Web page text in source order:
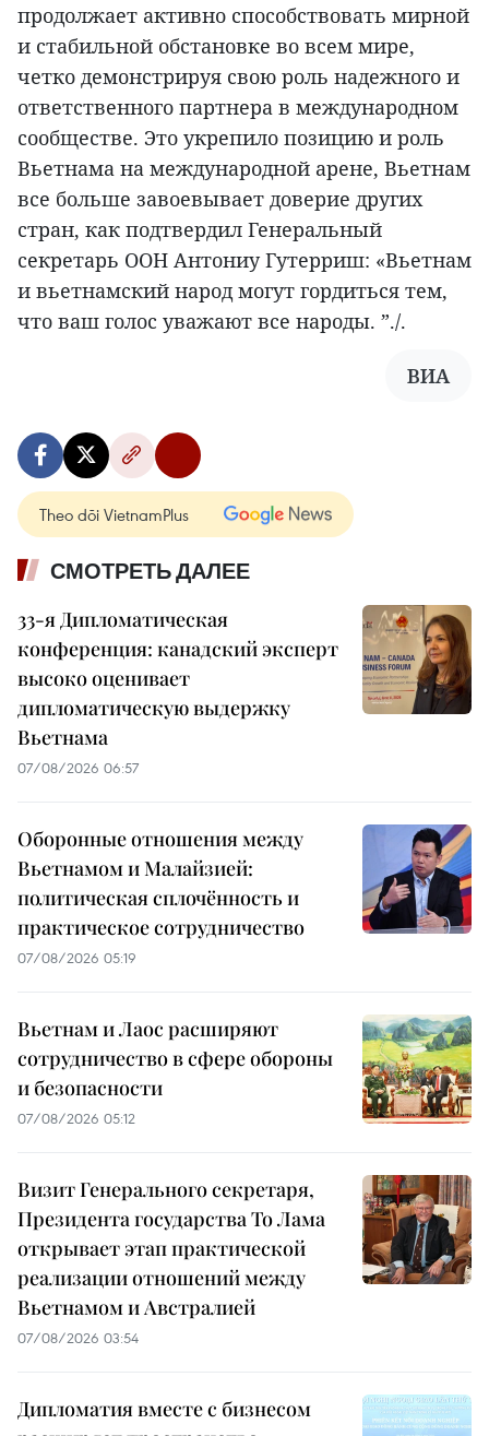
продолжает активно способствовать мирной
и стабильной обстановке во всем мире,
четко демонстрируя свою роль надежного и
ответственного партнера в международном
сообществе. Это укрепило позицию и роль
Вьетнама на международной арене, Вьетнам
все больше завоевывает доверие других
стран, как подтвердил Генеральный
секретарь ООН Антониу Гутерриш: «Вьетнам
и вьетнамский народ могут гордиться тем,
что ваш голос уважают все народы. ”./.
ВИА
Theo dõi VietnamPlus
СМОТРЕТЬ ДАЛЕЕ
33-я Дипломатическая
конференция: канадский эксперт
высоко оценивает
дипломатическую выдержку
Вьетнама
07/08/2026 06:57
Оборонные отношения между
Вьетнамом и Малайзией:
политическая сплочённость и
практическое сотрудничество
07/08/2026 05:19
Вьетнам и Лаос расширяют
сотрудничество в сфере обороны
и безопасности
07/08/2026 05:12
Визит Генерального секретаря,
Президента государства То Лама
открывает этап практической
реализации отношений между
Вьетнамом и Австралией
07/08/2026 03:54
Дипломатия вместе с бизнесом